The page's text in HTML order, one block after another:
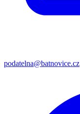
podatelna@batnovice.cz